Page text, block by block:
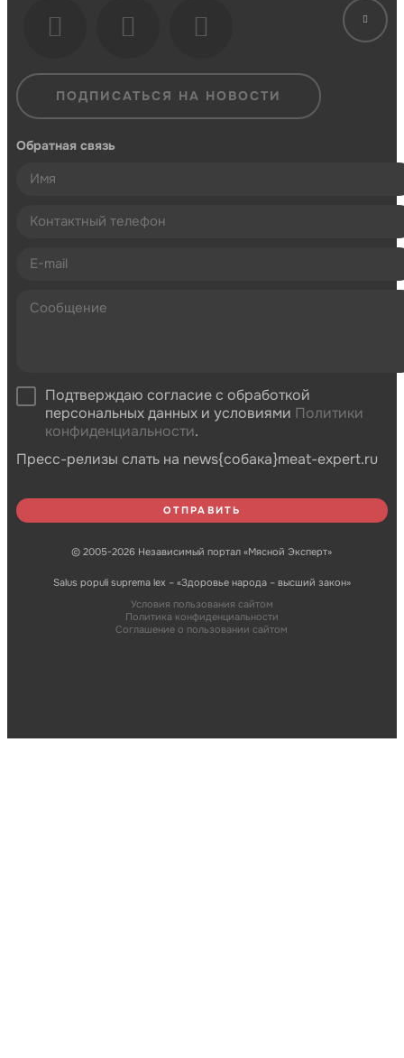
ПОДПИСАТЬСЯ НА НОВОСТИ
Обратная связь
Подтверждаю согласие с обработкой
персональных данных и условиями Политики
конфиденциальности.
Пресс-релизы слать на news{собака}meat-expert.ru
© 2005-2026 Независимый портал «Мясной Эксперт»
Salus populi suprema lex – «Здоровье народа – высший закон»
Условия пользования сайтом
Политика конфиденциальности
Соглашение о пользовании сайтом